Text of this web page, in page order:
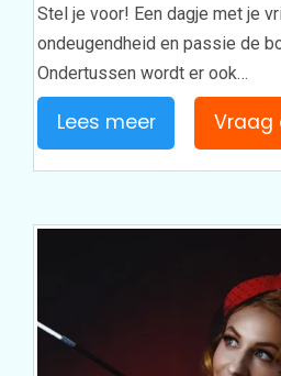
Stel je voor! Een dagje met je
ondeugendheid en passie de
Ondertussen wordt er ook…
Lees meer Vraag